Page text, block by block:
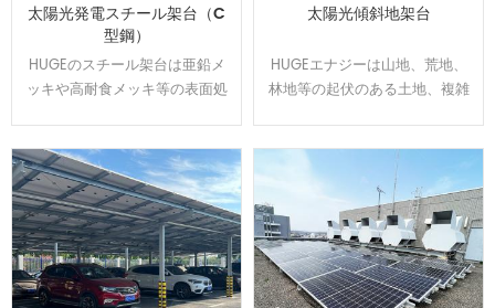
太陽光発電スチール架台（C
型鋼）
HUGEのスチール架台は亜鉛メ
ッキや高耐食メッキ等の表面処
量鉄骨構造で、スパンを最大化
し、基礎数を抑えたご提案が可
能です。他の材質に比べ値段が
安いです。
太陽光傾斜地架台
HUGEエナジーは山地、荒地、
林地等の起伏のある土地、複雑
100MW以上の実績経験あり、開
発した回転金具はいろいろな土
地傾斜問題を解決できます。